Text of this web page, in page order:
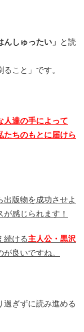
んしゅったい」
と読
こと」です。
人達の手によって
たちのもとに届けら
出版物を成功させよ
感じられます！
続ける主人公・黒沢
良いですね。
過ぎずに読み進める